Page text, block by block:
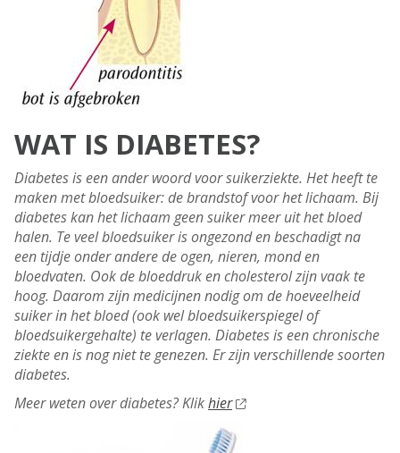
WAT IS DIABETES?
Diabetes is een ander woord voor suikerziekte. Het heeft te
maken met bloedsuiker: de brandstof voor het lichaam. Bij
diabetes kan het lichaam geen suiker meer uit het bloed
halen. Te veel bloedsuiker is ongezond en beschadigt na
een tijdje onder andere de ogen, nieren, mond en
bloedvaten. Ook de bloeddruk en cholesterol zijn vaak te
hoog. Daarom zijn medicijnen nodig om de hoeveelheid
suiker in het bloed (ook wel bloedsuikerspiegel of
bloedsuikergehalte) te verlagen. Diabetes is een chronische
ziekte en is nog niet te genezen. Er zijn verschillende soorten
diabetes.
Meer weten over diabetes? Klikhier